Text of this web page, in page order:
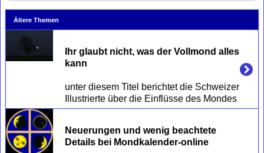
Ältere Themen
Ihr glaubt nicht, was der Vollmond alles
kann
unter diesem Titel berichtet die Schweizer
Neuerungen und wenig beachtete
Details bei Mondkalender-online